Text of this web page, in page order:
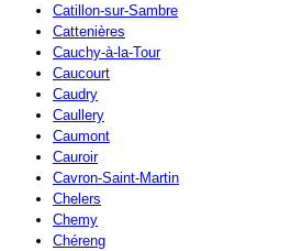
Catillon-sur-Sambre
Cattenières
Cauchy-à-la-Tour
Caucourt
Caudry
Caullery
Caumont
Cauroir
Cavron-Saint-Martin
Chelers
Chemy
Chéreng